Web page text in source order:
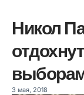
Никол
3 мая, 2018